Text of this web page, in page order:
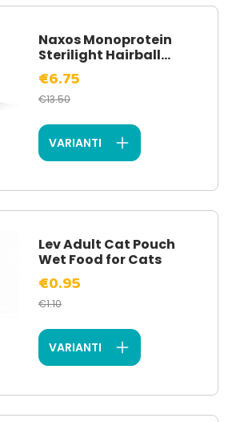
Naxos Monoprotein
Sterilight Hairball...
€6.75
€13.50
VARIANTI
Lev Adult Cat Pouch
Wet Food for Cats
€0.95
€1.10
VARIANTI